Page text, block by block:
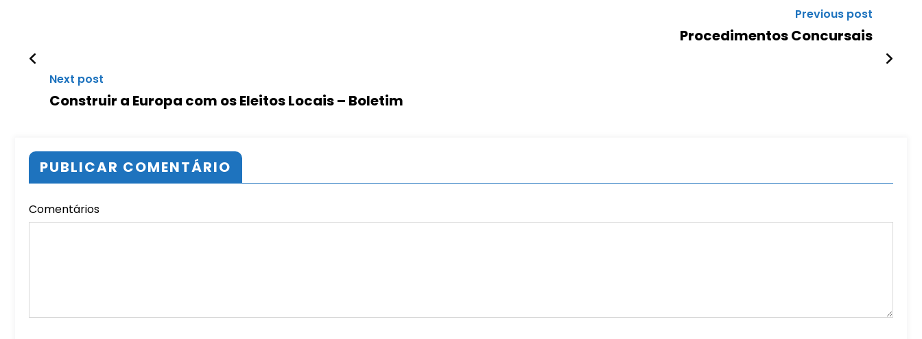
Previous post
Procedimentos Concursais
Next post
Construir a Europa com os Eleitos Locais – Boletim
PUBLICAR COMENTÁRIO
Comentários